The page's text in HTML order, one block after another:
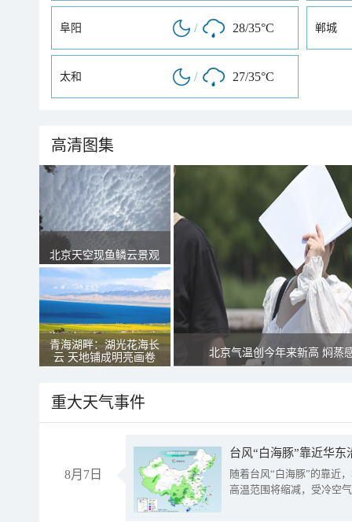
阜阳 / 28/35°C 郸城
太和 / 27/35°C
高清图集
北京天空现鱼鳞云景观
青海湖畔：湖光花海长
云 天地铺成明亮画卷
北京气温创今年来新高 焖蒸
重大天气事件
8月7日
台风“白海豚”靠近华
随着台风“白海豚”的靠近
高温范围将缩减，受冷空